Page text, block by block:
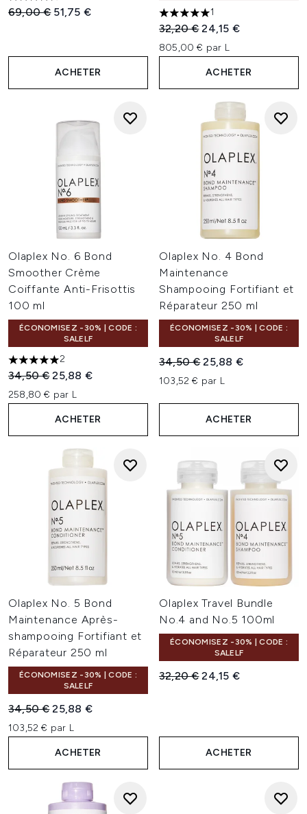
Prix de vente :
69,00 € Prix ​​actuel :
51,75 €
ACHETER
5 étoiles sur un maximum de
1
Prix de vente :
32,20 €Prix ​​actuel :
24,15 €
805,00 € par L
ACHETER
Olaplex No. 6 Bond
Smoother Crème
Coiffante Anti-Frisottis
100 ml
ÉCONOMISEZ -30% | CODE :
SALELF
5 étoiles sur un maximum de 5
2
Prix de vente :
34,50 €Prix ​​actuel :
25,88 €
258,80 € par L
ACHETER
Olaplex No. 4 Bond
Maintenance
Shampooing Fortifiant et
Réparateur 250 ml
ÉCONOMISEZ -30% | CODE :
SALELF
Prix de vente :
34,50 €Prix ​​actuel :
25,88 €
103,52 € par L
ACHETER
Olaplex No. 5 Bond
Maintenance Après-
shampooing Fortifiant et
Réparateur 250 ml
ÉCONOMISEZ -30% | CODE :
SALELF
Prix de vente :
34,50 €Prix ​​actuel :
25,88 €
103,52 € par L
ACHETER
Olaplex Travel Bundle
No.4 and No.5 100ml
ÉCONOMISEZ -30% | CODE :
SALELF
Prix de vente :
32,20 €Prix ​​actuel :
24,15 €
ACHETER